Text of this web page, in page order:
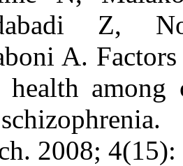
Tonekaboni A.
mental health
with
Research.